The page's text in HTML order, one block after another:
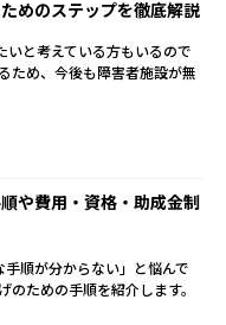
めのステップを徹底解説
いと考えている方もいるので
ため、今後も障害者施設が無
や費用・資格・助成金制
手順が分からない」と悩んで
ための手順を紹介します。